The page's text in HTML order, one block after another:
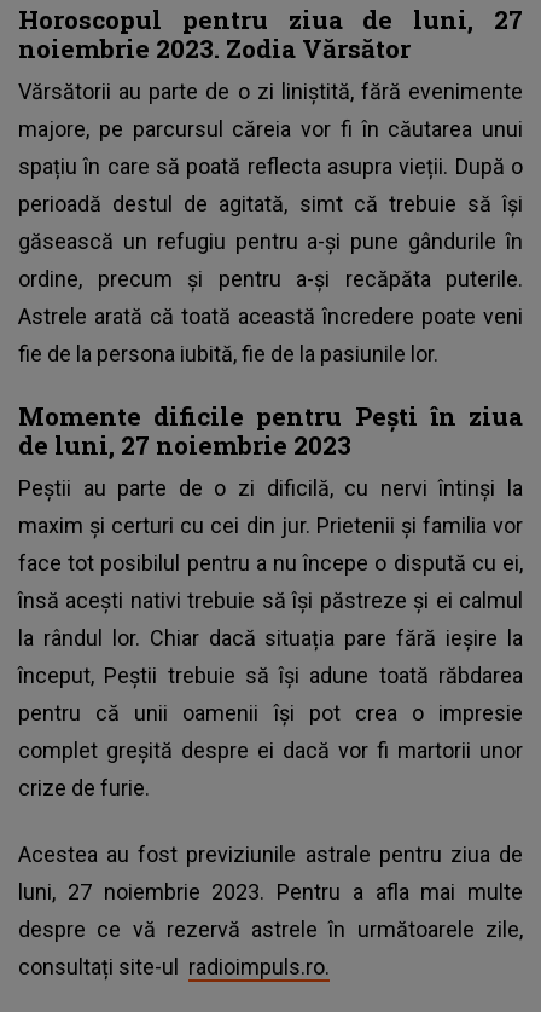
Horoscopul pentru ziua de luni, 27
noiembrie 2023. Zodia Vărsător
Vărsătorii au parte de o zi liniștită, fără evenimente
majore, pe parcursul căreia vor fi în căutarea unui
spațiu în care să poată reflecta asupra vieții. După o
perioadă destul de agitată, simt că trebuie să își
găsească un refugiu pentru a-și pune gândurile în
ordine, precum și pentru a-și recăpăta puterile.
Astrele arată că toată această încredere poate veni
fie de la persona iubită, fie de la pasiunile lor.
Momente dificile pentru Pești în ziua
de luni, 27 noiembrie 2023
Peștii au parte de o zi dificilă, cu nervi întinși la
maxim și certuri cu cei din jur. Prietenii și familia vor
face tot posibilul pentru a nu începe o dispută cu ei,
însă acești nativi trebuie să își păstreze și ei calmul
la rândul lor. Chiar dacă situația pare fără ieșire la
început, Peștii trebuie să își adune toată răbdarea
pentru că unii oamenii își pot crea o impresie
complet greșită despre ei dacă vor fi martorii unor
crize de furie.
Acestea au fost previziunile astrale pentru ziua de
luni, 27 noiembrie 2023. Pentru a afla mai multe
despre ce vă rezervă astrele în următoarele zile,
consultați site-ul radioimpuls.ro.